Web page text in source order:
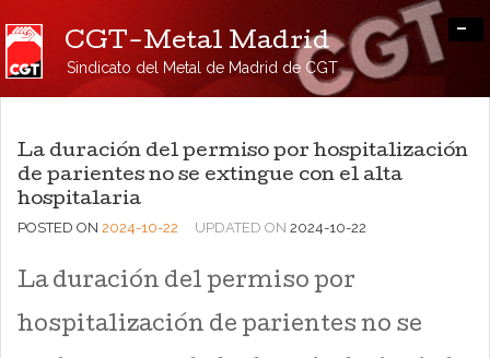
CGT-Metal Madrid
Sindicato del Metal de Madrid de CGT
-
La duración del permiso por hospitalización
de parientes no se extingue con el alta
hospitalaria
POSTED ON 2024-10-22 UPDATED ON 2024-10-22
La duración del permiso por
hospitalización de parientes no se